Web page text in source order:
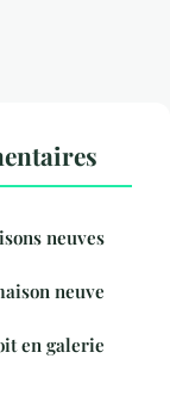
neuves
neuve
en galerie